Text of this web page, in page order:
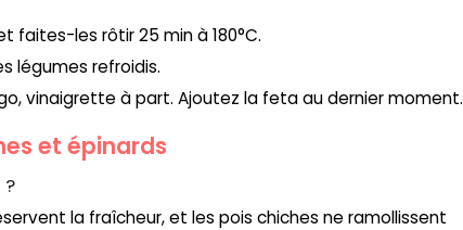
faites-les rôtir 25 min à 180°C.
légumes refroidis.
vinaigrette à part. Ajoutez la feta au dernier moment.
et épinards
?
la fraîcheur, et les pois chiches ne ramollissent